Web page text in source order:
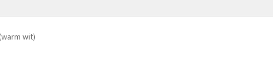
Offerte aanvraag
wit)